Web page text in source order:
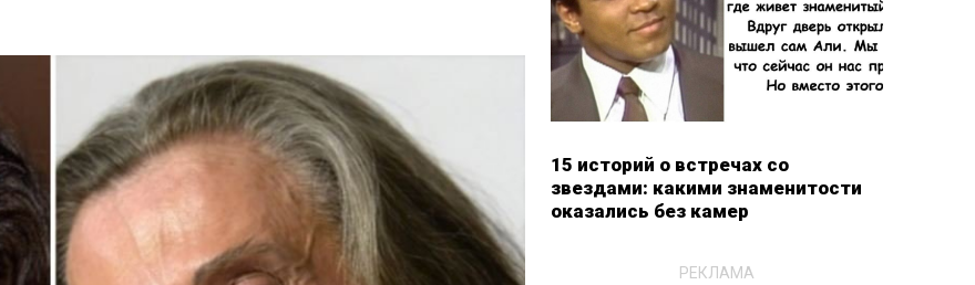
15 историй о встречах со
звездами: какими знаменитости
оказались без камер
РЕКЛАМА